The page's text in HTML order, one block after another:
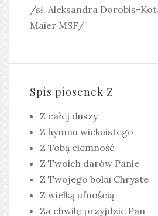
/sł. Aleksandra Dorobis-
Maier MSF/
Spis piosenek Z
Z całej duszy
Z hymnu wiekuistego
Z Tobą ciemność
Z Twoich darów Panie
Z Twojego boku Chryste
Z wielką ufnością
Za chwilę przyjdzie Pan